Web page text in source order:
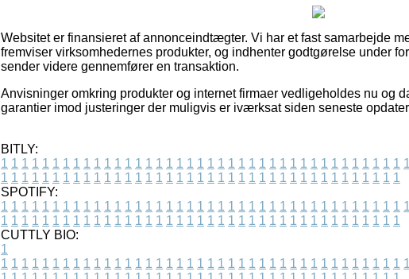
Websitet er finansieret af annonceindtægter. Vi har et fast samarbejde
fremviser virksomhedernes produkter, og indhenter godtgørelse under
sender videre gennemfører en transaktion.
Anvisninger omkring produkter og internet firmaer vedligeholdes nu og
garantier imod justeringer der muligvis er iværksat siden seneste
BITLY:
1 1 1 1 1 1 1 1 1 1 1 1 1 1 1 1 1 1 1 1 1 1 1 1 1 1 1 1 1 1 1 1 1 1 1 1 1 1 1 1
1 1 1 1 1 1 1 1 1 1 1 1 1 1 1 1 1 1 1 1 1 1 1 1 1 1 1 1 1 1 1 1 1 1 1 1 1 1 1
SPOTIFY:
1 1 1 1 1 1 1 1 1 1 1 1 1 1 1 1 1 1 1 1 1 1 1 1 1 1 1 1 1 1 1 1 1 1 1 1 1 1 1 1
1 1 1 1 1 1 1 1 1 1 1 1 1 1 1 1 1 1 1 1 1 1 1 1 1 1 1 1 1 1 1 1 1 1 1 1 1 1 1
CUTTLY BIO:
1
1 1 1 1 1 1 1 1 1 1 1 1 1 1 1 1 1 1 1 1 1 1 1 1 1 1 1 1 1 1 1 1 1 1 1 1 1 1 1 1